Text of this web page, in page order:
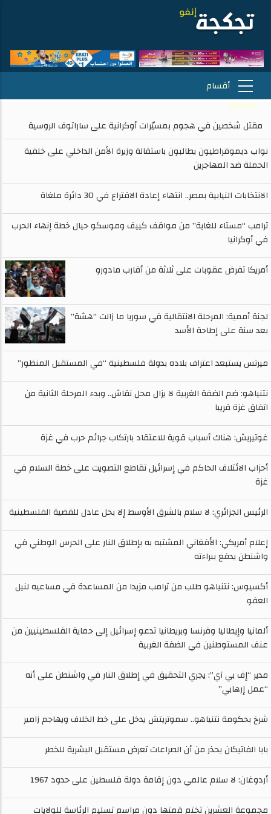
مقتل شخصين في هجوم بمسيّرات أوكرانية على ساراتوف الروسية
نواب ديموقراطيون يطالبون باستقالة وزيرة الأمن الداخلي على خلفية
الحملة ضد المهاجرين
الانتخابات النيابية بمصر.. انتهاء إعادة الاقتراع في 30 دائرة ملغاة
ترامب “مستاء للغاية” من مواقف كييف وموسكو حيال خطة إنهاء الحرب
في أوكرانيا
أمريكا تفرض عقوبات على ثلاثة من أقارب مادورو
لجنة أممية: المرحلة الانتقالية في سوريا ما زالت “هشة”
بعد سنة على إطاحة الأسد
ميرتس يستبعد اعتراف بلاده بدولة فلسطينية “في المستقبل المنظور”
نتنياهو: ضم الضفة الغربية لا يزال محل نقاش.. وبدء المرحلة الثانية من
اتفاق غزة قريبا
غوتيريش: هناك أسباب قوية للاعتقاد بارتكاب جرائم حرب في غزة
أحزاب الائتلاف الحاكم في إسرائيل تقاطع التصويت على خطة السلام في
غزة
الرئيس الجزائري: لا سلام بالشرق الأوسط إلا بحل عادل للقضية الفلسطينية
إعلام أمريكي: الأفغاني المشتبه به بإطلاق النار على الحرس الوطني في
واشنطن يدفع ببراءته
أكسيوس: نتنياهو طلب من ترامب مزيدا من المساعدة في مساعيه لنيل
العفو
ألمانيا وإيطاليا وفرنسا وبريطانيا تدعو إسرائيل إلى حماية الفلسطينيين من
عنف المستوطنين في الضفة الغربية
مدير “إف بي آي”: يجري التحقيق في إطلاق النار في واشنطن على أنه
“عمل إرهابي”
شرخ بحكومة نتنياهو.. سموتريتش يدخل على خط الخلاف ويهاجم زامير
بابا الفاتيكان يحذر من أن الصراعات تعرض مستقبل البشرية للخطر
أردوغان: لا سلام عالمي دون إقامة دولة فلسطين على حدود 1967
مجموعة العشرين تختم قمتها دون مراسم تسليم الرئاسة للولايات